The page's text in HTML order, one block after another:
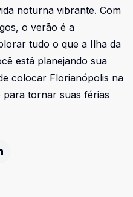
noturna vibrante. Com
o verão é a
tudo o que a Ilha da
está planejando sua
colocar Florianópolis na
para tornar suas férias